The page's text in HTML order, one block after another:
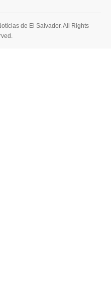
de El Salvador. All Rights